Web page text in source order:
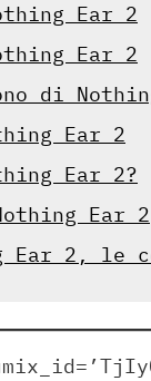
Ear 2
Ear 2
di
Ear 2
Ear 2?
Ear 2
Ear 2, le